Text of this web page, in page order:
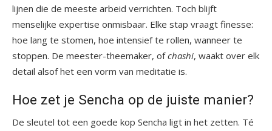
lijnen die de meeste arbeid verrichten. Toch blijft
menselijke expertise onmisbaar. Elke stap vraagt finesse:
hoe lang te stomen, hoe intensief te rollen, wanneer te
stoppen. De meester-theemaker, ofchashi, waakt over elk
detail alsof het een vorm van meditatie is.
Hoe zet je Sencha op de juiste manier?
De sleutel tot een goede kop Sencha ligt in het zetten. Té